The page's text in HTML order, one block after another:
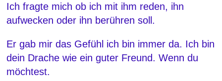
Ich fragte mich ob ich mit ihm reden, ihn
aufwecken oder ihn berühren soll.
Er gab mir das Gefühl ich bin immer da. Ich bin
dein Drache wie ein guter Freund. Wenn du
möchtest.